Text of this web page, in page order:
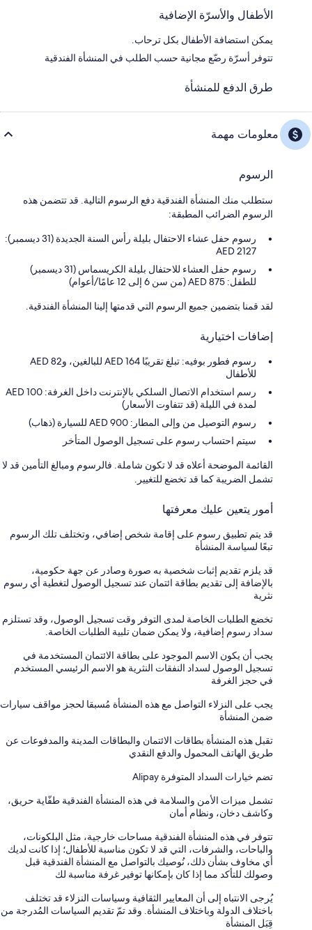
الأطفال والأسرّة الإضافية
يمكن استضافة الأطفال بكل ترحاب.
تتوفر أسرّة رضّع مجانية حسب الطلب في المنشأة الفندقية
طرق الدفع للمنشأة
معلومات مهمة
الرسوم
ستطلب منك المنشأة الفندقية دفع الرسوم التالية. قد تتضمن هذه
الرسوم الضرائب المطبقة:
رسوم حفل عشاء الاحتفال بليلة رأس السنة الجديدة (31 ديسمبر):
2127 AED
رسوم حفل العشاء للاحتفال بليلة الكريسماس (31 ديسمبر)
للطفل: 875 AED (من سن 6 إلى 12 عامًا/أعوام)
لقد قمنا بتضمين جميع الرسوم التي قدمتها إلينا المنشأة الفندقية.
إضافات اختيارية
رسوم فطور بوفيه: تبلغ تقريبًا AED 164 للبالغين، وAED 82
للأطفال
رسم استخدام الاتصال السلكي بالإنترنت داخل الغرفة: AED 100
لمدة في الليلة (قد تتفاوت الأسعار)
رسوم التوصيل من وإلى المطار: 900 AED للسيارة (ذهاب)
سيتم احتساب رسوم على تسجيل الوصول المتأخر
القائمة الموضحة أعلاه قد لا تكون شاملة. فالرسوم ومبالغ التأمين قد لا
تشمل الضريبة كما قد تخضع للتغيير.
أمور يتعين عليك معرفتها
قد يتم تطبيق رسوم على إقامة شخص إضافي، وتختلف تلك الرسوم
تبعًا لسياسة المنشأة
قد يلزم تقديم إثبات شخصية به صورة وصادر عن جهة حكومية،
بالإضافة إلى تقديم بطاقة ائتمان عند تسجيل الوصول لتغطية أي رسوم
نثرية
تخضع الطلبات الخاصة لمدى التوفر وقت تسجيل الوصول، وقد تستلزم
سداد رسوم إضافية، ولا يمكن ضمان تلبية الطلبات الخاصة.
يجب أن يكون الاسم الموجود على بطاقة الائتمان المستخدمة في
تسجيل الوصول لسداد النفقات النثرية هو الاسم الرئيسي المستخدم
في حجز الغرفة
يجب على النزلاء التواصل مع هذه المنشأة مُسبقا لحجز مواقف سيارات
ضمن المنشأة
تقبل هذه المنشأة بطاقات الائتمان والبطاقات المدينة والمدفوعات عن
طريق الهاتف المحمول والدفع النقدي
تضم خيارات السداد المتوفرة Alipay
تشمل ميزات الأمن والسلامة في هذه المنشأة الفندقية طفّاية حريق،
وكاشف دخان، ونظام أمان
تتوفر في هذه المنشأة الفندقية مساحات خارجية، مثل البلكونات،
والباحات، والشرفات، التي قد لا تكون مناسبة للأطفال؛ إذا كانت لديك
أي مخاوف بشأن ذلك، نُوصيك بالتواصل مع المنشأة الفندقية قبل
وصولك للتأكد مما إذا كان بإمكانها توفير غرفة مناسبة لك
يُرجى الانتباه إلى أن المعايير الثقافية وسياسات النزلاء قد تختلف
باختلاف الدولة وباختلاف المنشأة. وقد تمّ تقديم السياسات المُدرجة من
قِبَل المنشأة